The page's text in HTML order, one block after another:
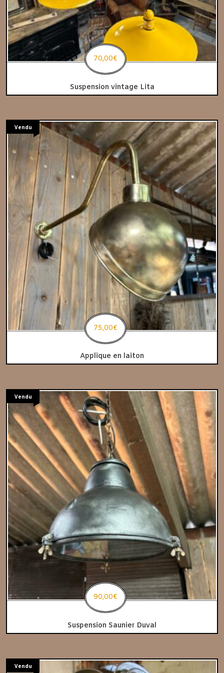
Suspension vintage Lita
70,00€
Vendu
Applique en laiton
75,00€
Vendu
Suspension Saunier Duval
90,00€
Vendu